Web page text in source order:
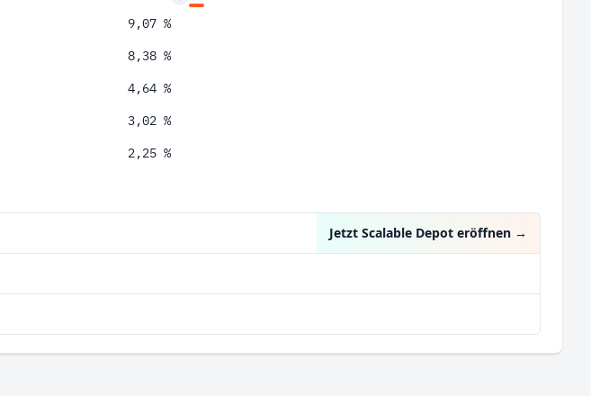
9,07 %
8,38 %
4,64 %
3,02 %
2,25 %
1,66 %
Jetzt Scalable Depot eröffnen →